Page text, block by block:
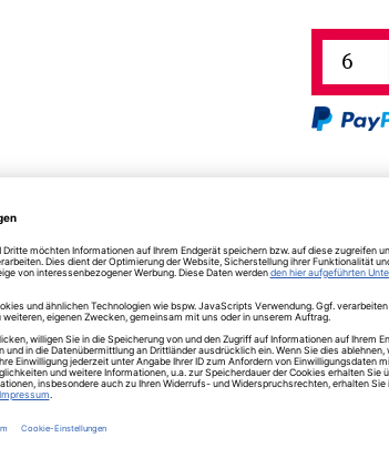
Small&Smart